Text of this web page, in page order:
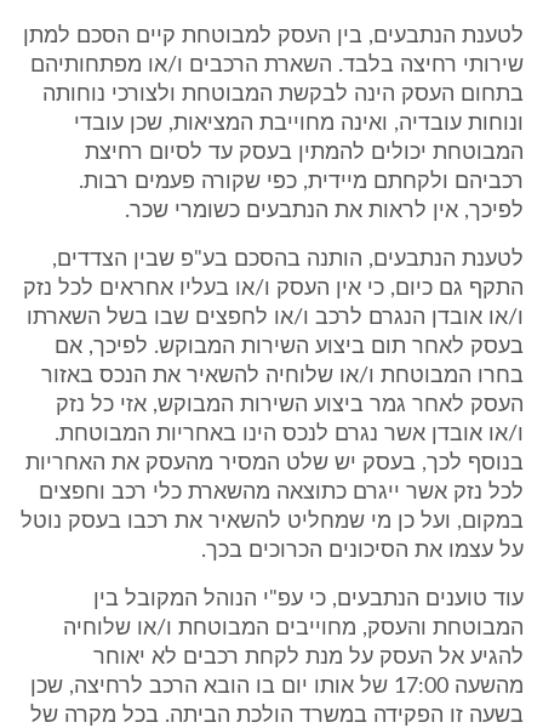
לטענת הנתבעים, בין העסק למבוטחת קיים הסכם למתן
שירותי רחיצה בלבד. השארת הרכבים ו/או מפתחותיהם
בתחום העסק הינה לבקשת המבוטחת ולצורכי נוחותה
ונוחות עובדיה, ואינה מחוייבת המציאות, שכן עובדי
המבוטחת יכולים להמתין בעסק עד לסיום רחיצת
רכביהם ולקחתם מיידית, כפי שקורה פעמים רבות.
לפיכך, אין לראות את הנתבעים כשומרי שכר.
לטענת הנתבעים, הותנה בהסכם בע"פ שבין הצדדים,
התקף גם כיום, כי אין העסק ו/או בעליו אחראים לכל נזק
ו/או אובדן הנגרם לרכב ו/או לחפצים שבו בשל השארתו
בעסק לאחר תום ביצוע השירות המבוקש. לפיכך, אם
בחרו המבוטחת ו/או שלוחיה להשאיר את הנכס באזור
העסק לאחר גמר ביצוע השירות המבוקש, אזי כל נזק
ו/או אובדן אשר נגרם לנכס הינו באחריות המבוטחת.
בנוסף לכך, בעסק יש שלט המסיר מהעסק את האחריות
לכל נזק אשר ייגרם כתוצאה מהשארת כלי רכב וחפצים
במקום, ועל כן מי שמחליט להשאיר את רכבו בעסק נוטל
על עצמו את הסיכונים הכרוכים בכך.
עוד טוענים הנתבעים, כי עפ"י הנוהל המקובל בין
המבוטחת והעסק, מחוייבים המבוטחת ו/או שלוחיה
להגיע אל העסק על מנת לקחת רכבים לא יאוחר
מהשעה 17:00 של אותו יום בו הובא הרכב לרחיצה, שכן
בשעה זו הפקידה במשרד הולכת הביתה. בכל מקרה של